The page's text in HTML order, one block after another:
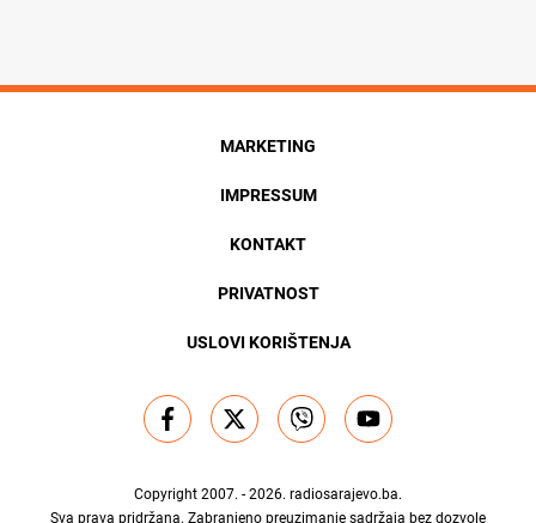
MARKETING
IMPRESSUM
KONTAKT
PRIVATNOST
USLOVI KORIŠTENJA
Copyright 2007. - 2026. radiosarajevo.ba.
Sva prava pridržana. Zabranjeno preuzimanje sadržaja bez dozvole